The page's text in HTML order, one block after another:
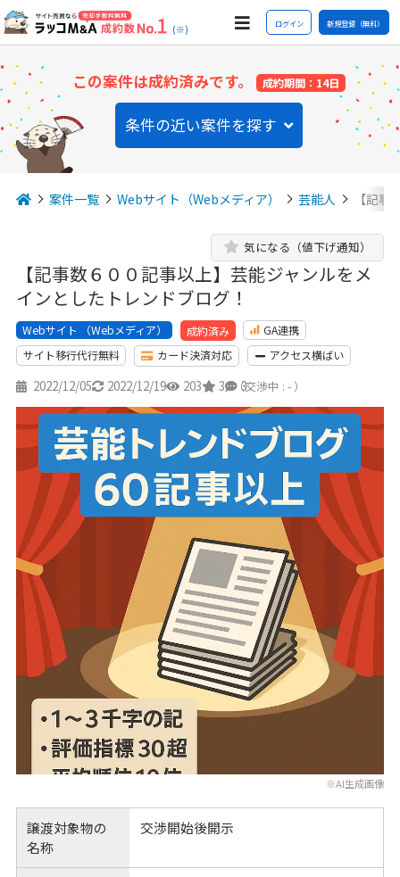
(※) ログイン 新規登録（無料）
この案件は成約済みです。 成約期間：14日
条件の近い案件を探す
案件一覧 Webサイト（Webメディア） 芸能人 【記
【記事数６００記事以上】芸能ジャンルをメ
インとしたトレンドブログ！
気になる（値下げ通知）
Webサイト （Webメディア） 成約済み
GA連携
サイト移行代行無料
カード決済対応 アクセス横ばい
2022/12/05 2022/12/19 203 3 3
（交渉中 : - ）
※AI生成画像
譲渡対象物の
名称
交渉開始後開示